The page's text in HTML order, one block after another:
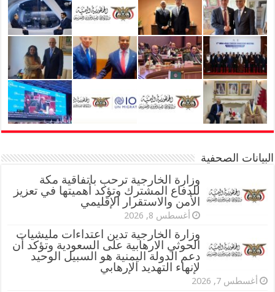
البيانات الصحفية
وزارة الخارجية ترحب باتفاقية مكة
للدفاع المشترك وتؤكد أهميتها في تعزيز
الأمن والاستقرار الإقليمي
أغسطس 8, 2026
وزارة الخارجية تدين اعتداءات مليشيات
الحوثي الارهابية على السعودية وتؤكد أن
دعم الدولة اليمنية هو السبيل الوحيد
لإنهاء التهديد الإرهابي
أغسطس 7, 2026